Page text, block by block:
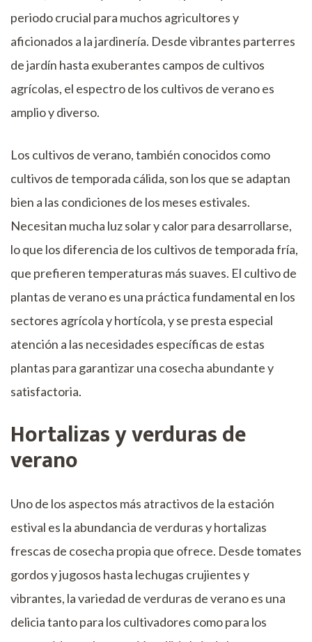
periodo crucial para muchos agricultores y
aficionados a la jardinería. Desde vibrantes parterres
de jardín hasta exuberantes campos de cultivos
agrícolas, el espectro de los cultivos de verano es
amplio y diverso.
Los cultivos de verano, también conocidos como
cultivos de temporada cálida, son los que se adaptan
bien a las condiciones de los meses estivales.
Necesitan mucha luz solar y calor para desarrollarse,
lo que los diferencia de los cultivos de temporada fría,
que prefieren temperaturas más suaves. El cultivo de
plantas de verano es una práctica fundamental en los
sectores agrícola y hortícola, y se presta especial
atención a las necesidades específicas de estas
plantas para garantizar una cosecha abundante y
satisfactoria.
Hortalizas y verduras de
verano
Uno de los aspectos más atractivos de la estación
estival es la abundancia de verduras y hortalizas
frescas de cosecha propia que ofrece. Desde tomates
gordos y jugosos hasta lechugas crujientes y
vibrantes, la variedad de verduras de verano es una
delicia tanto para los cultivadores como para los